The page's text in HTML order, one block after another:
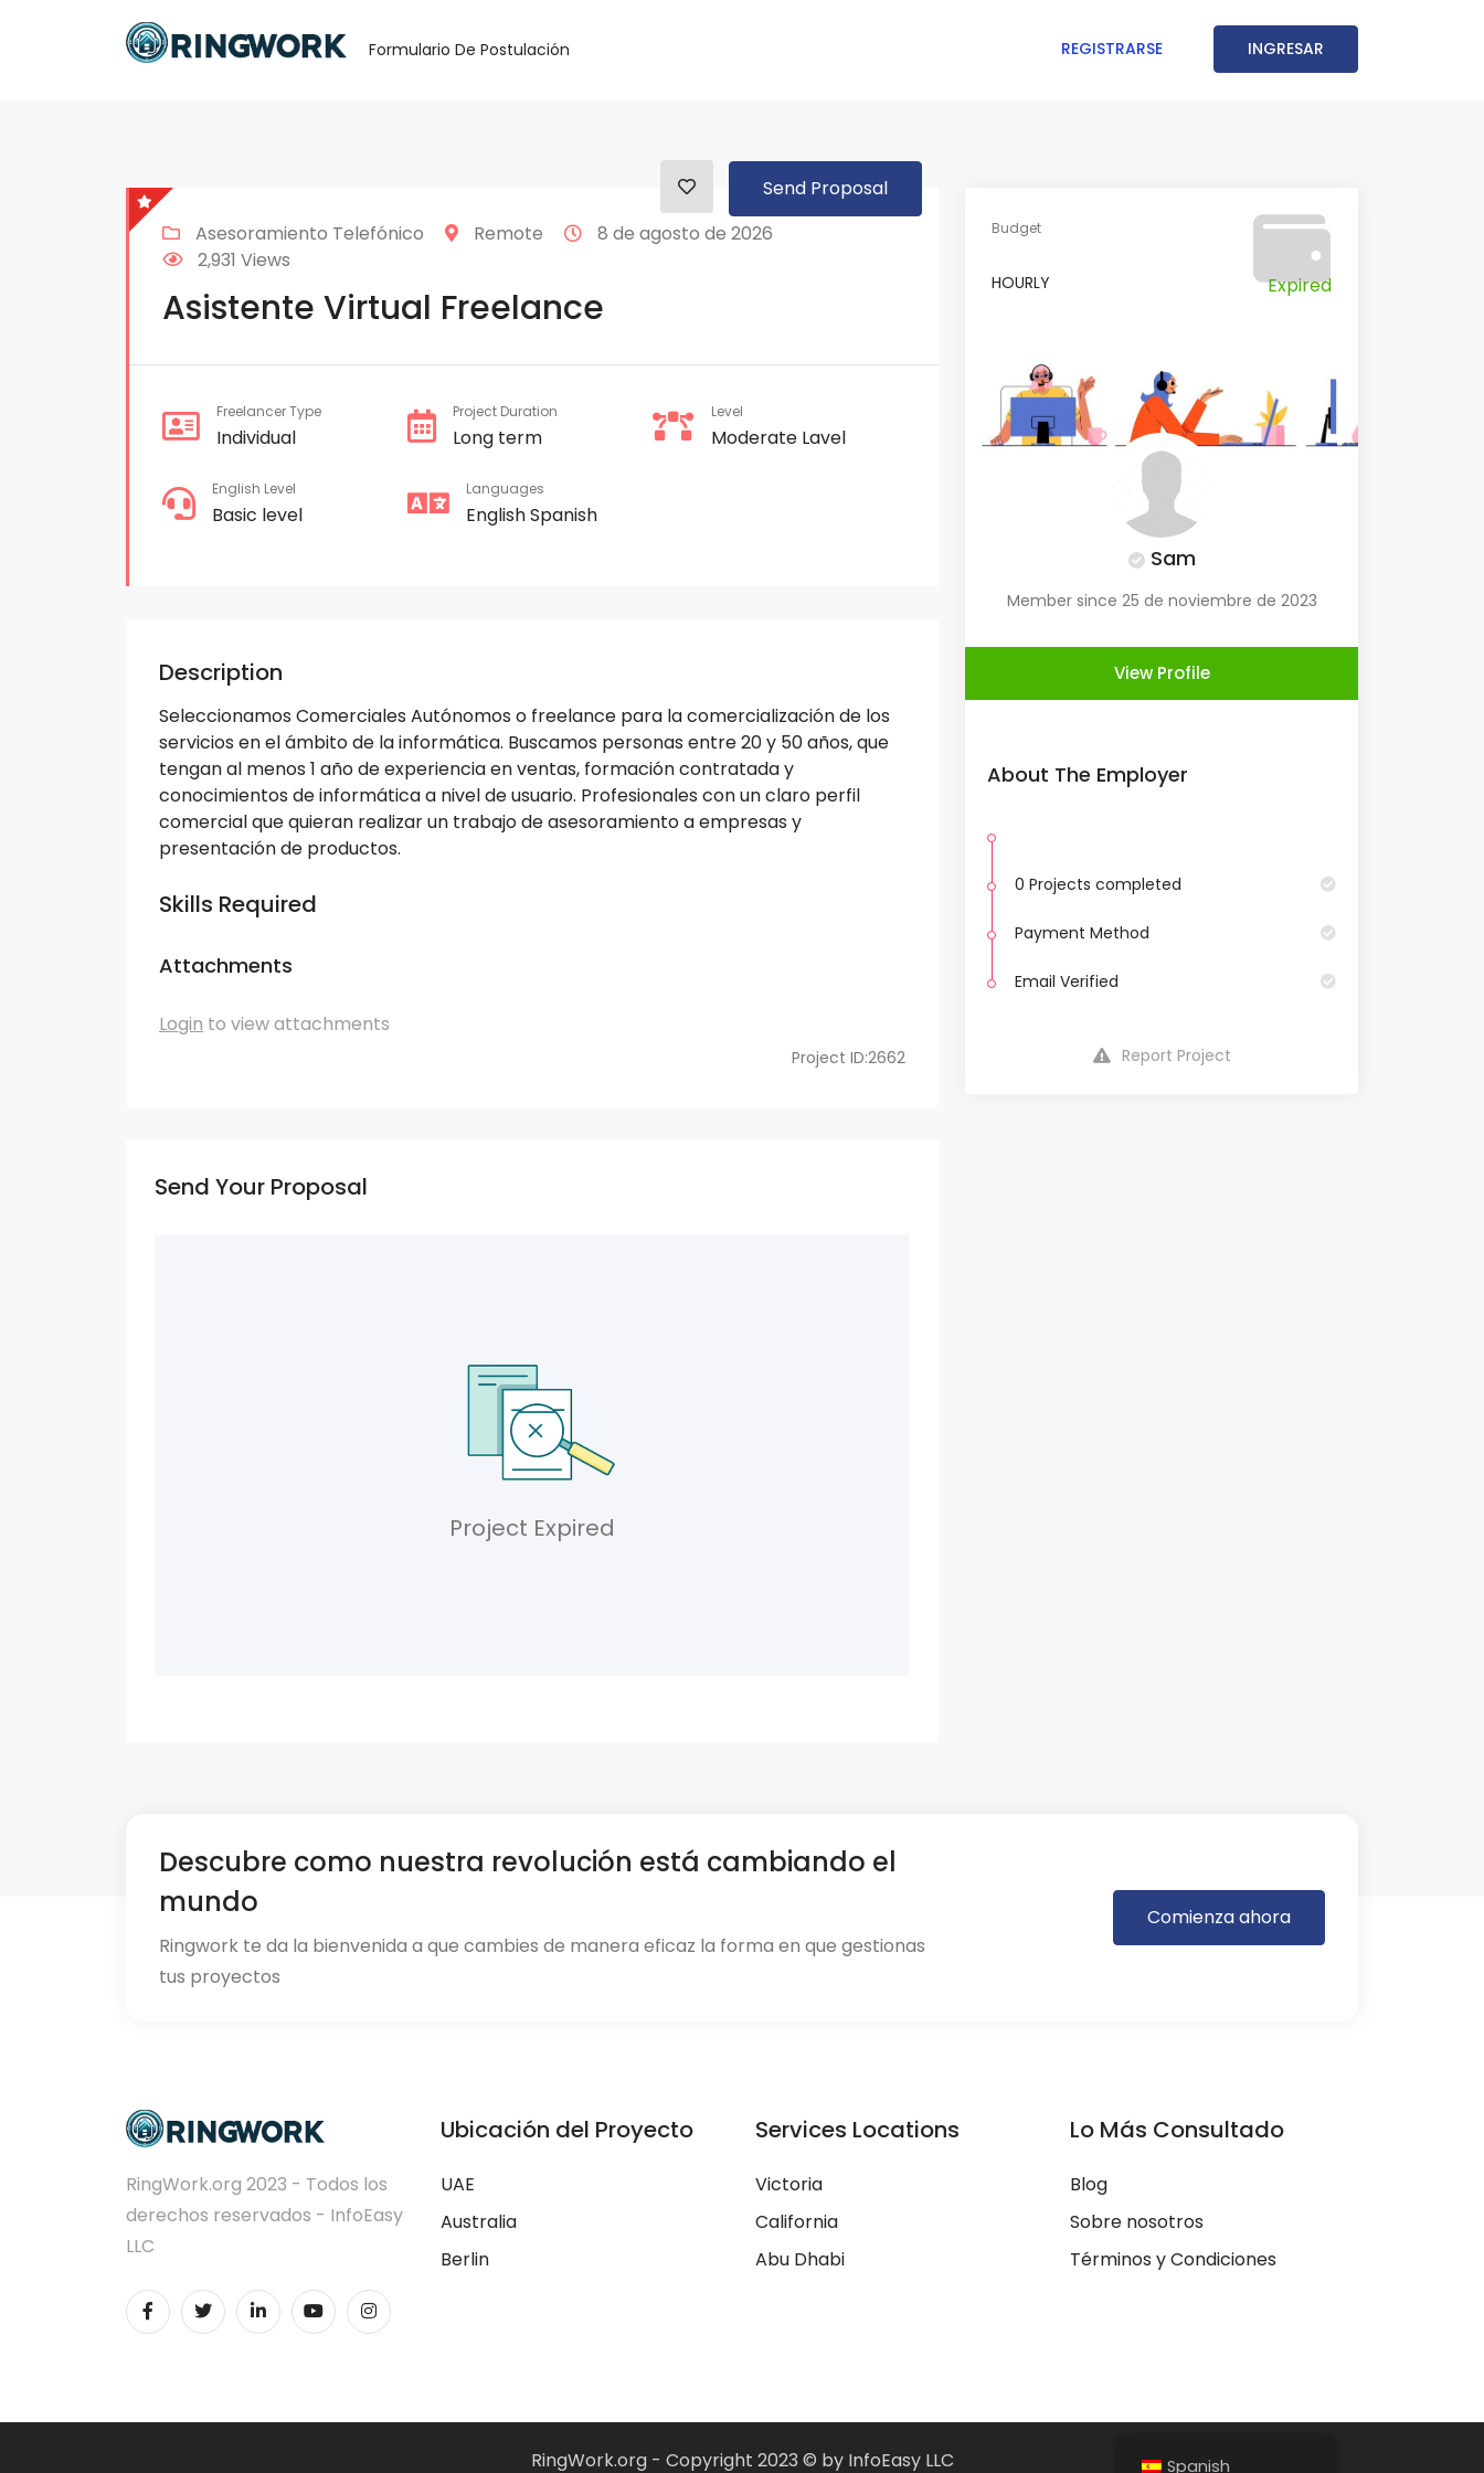
Formulario De Postulación REGISTRARSE INGRESAR
Asesoramiento Telefónico Remote
8 de agosto de 2026
2,931 Views
Asistente Virtual Freelance
Send Proposal
Freelancer Type
Individual
Project Duration
Long term
Level
Moderate Lavel
English Level
Basic level
Languages
EnglishSpanish
Description
Seleccionamos Comerciales Autónomos o freelance para la comercialización de los
servicios en el ámbito de la informática. Buscamos personas entre 20 y 50 años, que
tengan al menos 1 año de experiencia en ventas, formación contratada y
conocimientos de informática a nivel de usuario. Profesionales con un claro perfil
comercial que quieran realizar un trabajo de asesoramiento a empresas y
presentación de productos.
Skills Required
Attachments
Login to view attachments
Project ID:2662
Send Your Proposal
Project Expired
Budget
HOURLY Expired
Sam
Member since 25 de noviembre de 2023
View Profile
About The Employer
0 Projects completed
Payment Method
Email Verified
Report Project
Spanish
Descubre como nuestra revolución está cambiando el
mundo
Ringwork te da la bienvenida a que cambies de manera eficaz la forma en que gestionas
tus proyectos
Comienza ahora
RingWork.org 2023 - Todos los
derechos reservados - InfoEasy
LLC
Ubicación del Proyecto
UAE
Australia
Berlin
Services Locations
Victoria
California
Abu Dhabi
Lo Más Consultado
Blog
Sobre nosotros
Términos y Condiciones
RingWork.org - Copyright 2023 © by InfoEasy LLC